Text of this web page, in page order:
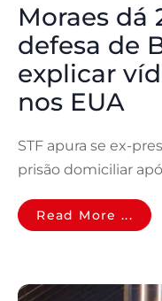
Moraes dá
defesa de
explicar
nos EUA
STF apura se ex-
prisão domiciliar
Read More ...